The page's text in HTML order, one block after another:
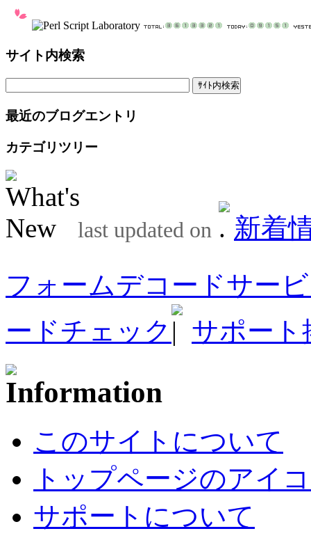
サイト内検索
最近のブログエントリ
カテゴリツリー
last updated on
新着
フォームデコードサー
ードチェック
サポート
このサイトについて
トップページのアイ
サポートについて